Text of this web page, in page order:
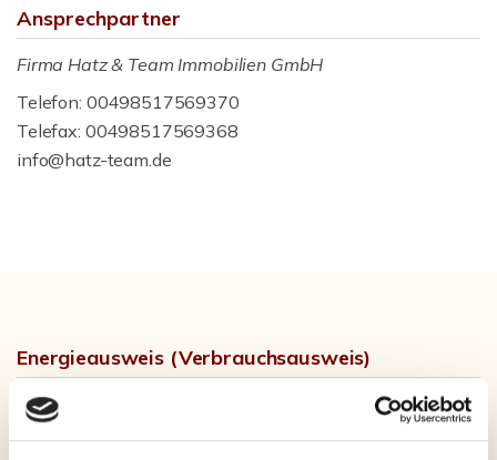
Ansprechpartner
Firma Hatz & Team Immobilien GmbH
Telefon: 00498517569370
Telefax: 00498517569368
info@hatz-team.de
Energieausweis (Verbrauchsausweis)